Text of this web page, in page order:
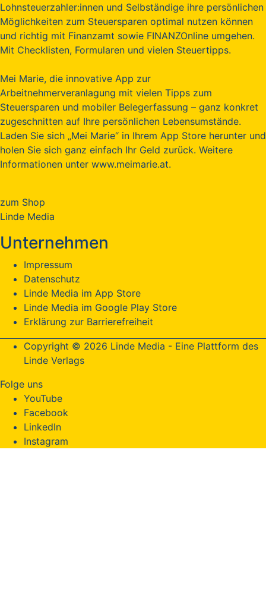
Lohnsteuerzahler:innen und Selbständige ihre persönlichen
Möglichkeiten zum Steuersparen optimal nutzen können
und richtig mit Finanzamt sowie FINANZOnline umgehen.
Mit Checklisten, Formularen und vielen Steuertipps.
Mei Marie, die innovative App zur
Arbeitnehmerveranlagung mit vielen Tipps zum
Steuersparen und mobiler Belegerfassung – ganz konkret
zugeschnitten auf Ihre persönlichen Lebensumstände.
Laden Sie sich „Mei Marie“ in Ihrem App Store herunter und
holen Sie sich ganz einfach Ihr Geld zurück. Weitere
Informationen unter www.meimarie.at.
zum Shop
Linde Media
Unternehmen
Impressum
Datenschutz
Linde Media im App Store
Linde Media im Google Play Store
Erklärung zur Barrierefreiheit
Copyright © 2026 Linde Media - Eine Plattform des
Linde Verlags
Folge uns
YouTube
Facebook
LinkedIn
Instagram